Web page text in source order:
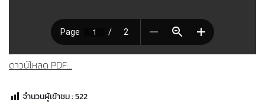
ดาวน์โหลด PDF...
จำนวนผู้เข้าชม :522